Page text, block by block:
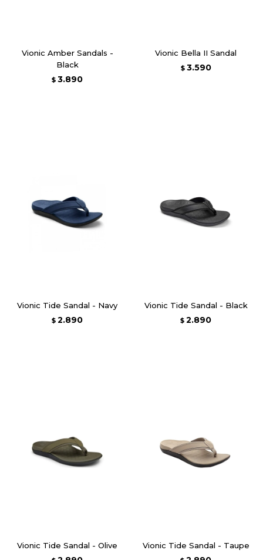
Vionic Amber Sandals -
Black
$ 3.890
Vionic Bella II Sandal
$ 3.590
Vionic Tide Sandal - Navy
$ 2.890
Vionic Tide Sandal - Black
$ 2.890
Vionic Tide Sandal - Olive Vionic Tide Sandal - Taupe